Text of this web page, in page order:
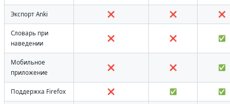
Экспорт Anki ❌ ❌ ❌
Словарь при
наведении
❌ ❌ ✅
Мобильное
приложение
❌ ❌ ✅
Поддержка Firefox ❌ ✅ ✅